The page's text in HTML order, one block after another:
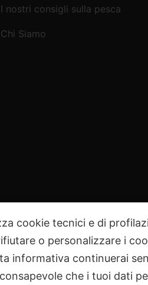
I nostri consigli sulla pesca
Chi Siamo
cookie tecnici e di
o personalizzare i
informativa continuerai
che i tuoi dati